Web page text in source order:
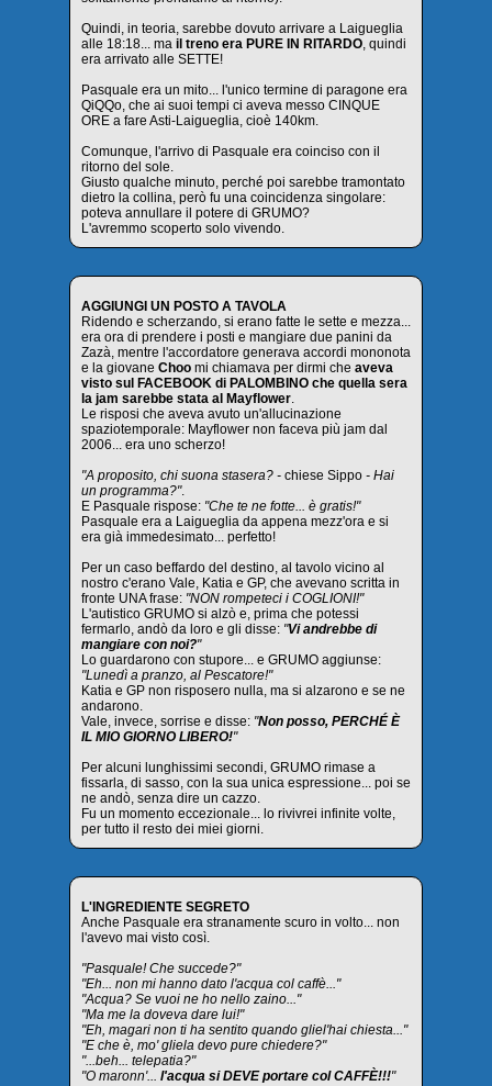
Quindi, in teoria, sarebbe dovuto arrivare a Laigueglia
alle 18:18... ma il treno era PURE IN RITARDO, quindi
era arrivato alle SETTE!
Pasquale era un mito... l'unico termine di paragone era
QiQQo, che ai suoi tempi ci aveva messo CINQUE
ORE a fare Asti-Laigueglia, cioè 140km.
Comunque, l'arrivo di Pasquale era coinciso con il
ritorno del sole.
Giusto qualche minuto, perché poi sarebbe tramontato
dietro la collina, però fu una coincidenza singolare:
poteva annullare il potere di GRUMO?
L'avremmo scoperto solo vivendo.
AGGIUNGI UN POSTO A TAVOLA
Ridendo e scherzando, si erano fatte le sette e mezza...
era ora di prendere i posti e mangiare due panini da
Zazà, mentre l'accordatore generava accordi mononota
e la giovane Choo mi chiamava per dirmi che aveva
visto sul FACEBOOK di PALOMBINO che quella sera
la jam sarebbe stata al Mayflower.
Le risposi che aveva avuto un'allucinazione
spaziotemporale: Mayflower non faceva più jam dal
2006... era uno scherzo!
"A proposito, chi suona stasera? - chiese Sippo - Hai
un programma?".
E Pasquale rispose: "Che te ne fotte... è gratis!"
Pasquale era a Laigueglia da appena mezz'ora e si
era già immedesimato... perfetto!
Per un caso beffardo del destino, al tavolo vicino al
nostro c'erano Vale, Katia e GP, che avevano scritta in
fronte UNA frase: "NON rompeteci i COGLIONI!"
L'autistico GRUMO si alzò e, prima che potessi
fermarlo, andò da loro e gli disse: "Vi andrebbe di
mangiare con noi?"
Lo guardarono con stupore... e GRUMO aggiunse:
"Lunedì a pranzo, al Pescatore!"
Katia e GP non risposero nulla, ma si alzarono e se ne
andarono.
Vale, invece, sorrise e disse: "Non posso, PERCHÉ È
IL MIO GIORNO LIBERO!"
Per alcuni lunghissimi secondi, GRUMO rimase a
fissarla, di sasso, con la sua unica espressione... poi se
ne andò, senza dire un cazzo.
Fu un momento eccezionale... lo rivivrei infinite volte,
per tutto il resto dei miei giorni.
L'INGREDIENTE SEGRETO
Anche Pasquale era stranamente scuro in volto... non
l'avevo mai visto così.
"Pasquale! Che succede?"
"Eh... non mi hanno dato l'acqua col caffè..."
"Acqua? Se vuoi ne ho nello zaino..."
"Ma me la doveva dare lui!"
"Eh, magari non ti ha sentito quando gliel'hai chiesta..."
"E che è, mo' gliela devo pure chiedere?"
"...beh... telepatia?"
"O maronn'... l'acqua si DEVE portare col CAFFÈ!!!"